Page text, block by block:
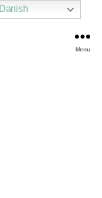
Menu
Danish